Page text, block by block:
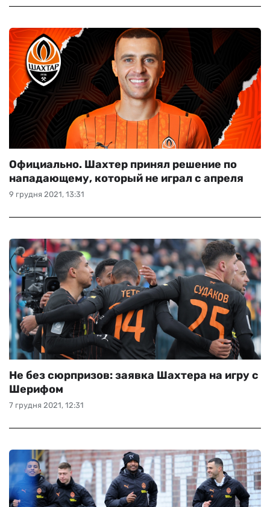
9 грудня 2021, 13:31
Официально. Шахтер принял решение по
нападающему, который не играл с апреля
7 грудня 2021, 12:31
Не без сюрпризов: заявка Шахтера на игру с
Шерифом